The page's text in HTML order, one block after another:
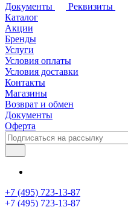
Документы
Реквизиты
Каталог
Акции
Бренды
Услуги
Условия оплаты
Условия доставки
Контакты
Магазины
Возврат и обмен
Документы
Оферта
+7 (495) 723-13-87
+7 (495) 723-13-87